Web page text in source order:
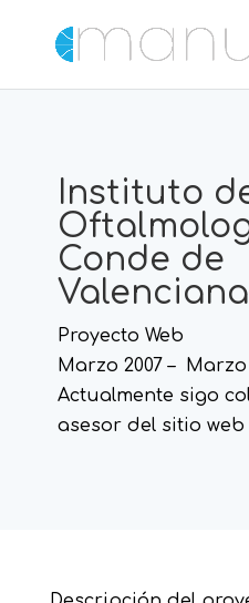
Instituto
Conde de
Proyecto Web
Marzo 2007 – Marzo
Actualmente sigo
asesor del sitio